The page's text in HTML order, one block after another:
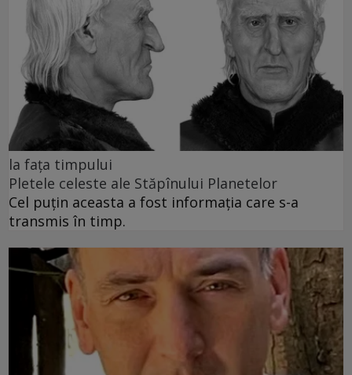
la fața timpului
Pletele celeste ale Stăpînului Planetelor
Cel puţin aceasta a fost informaţia care s-a
transmis în timp.